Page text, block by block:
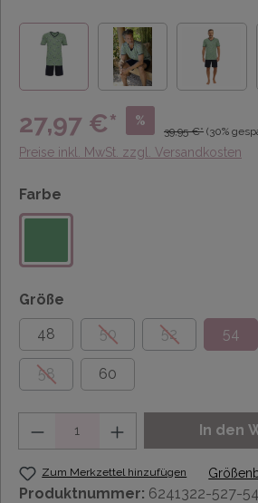
27,97 €* %
39,95 €* (30%
Preise inkl. MwSt. zzgl. Versandkosten
Farbe
Größe
48
50 52 54
58 60
In den
Zum Merkzettel hinzufügen
Produktnummer: 6241322-527-54